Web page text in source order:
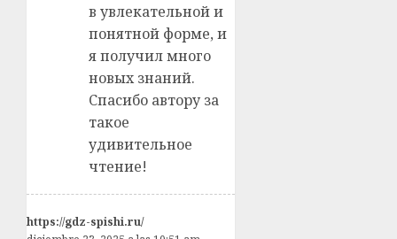
в увлекательной и
понятной форме, и
я получил много
новых знаний.
Спасибо автору за
такое
удивительное
чтение!
https://gdz-spishi.ru/